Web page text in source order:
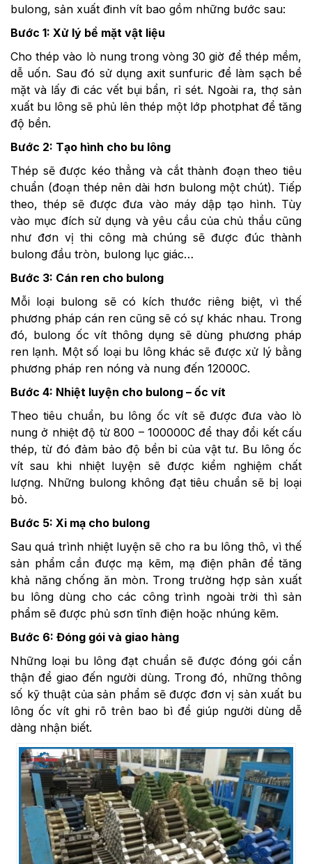
bulong, sản xuất đinh vít bao gồm những bước sau:
Bước 1: Xử lý bề mặt vật liệu
Cho thép vào lò nung trong vòng 30 giờ để thép mềm,
dễ uốn. Sau đó sử dụng axit sunfuric để làm sạch bề
mặt và lấy đi các vết bụi bẩn, rỉ sét. Ngoài ra, thợ sản
xuất bu lông sẽ phủ lên thép một lớp photphat để tăng
độ bền.
Bước 2: Tạo hình cho bu lông
Thép sẽ được kéo thẳng và cắt thành đoạn theo tiêu
chuẩn (đoạn thép nên dài hơn bulong một chút). Tiếp
theo, thép sẽ được đưa vào máy dập tạo hình. Tùy
vào mục đích sử dụng và yêu cầu của chủ thầu cũng
như đơn vị thi công mà chúng sẽ được đúc thành
bulong đầu tròn, bulong lục giác…
Bước 3: Cán ren cho bulong
Mỗi loại bulong sẽ có kích thước riêng biệt, vì thế
phương pháp cán ren cũng sẽ có sự khác nhau. Trong
đó, bulong ốc vít thông dụng sẽ dùng phương pháp
ren lạnh. Một số loại bu lông khác sẽ được xử lý bằng
phương pháp ren nóng và nung đến 12000C.
Bước 4: Nhiệt luyện cho bulong – ốc vít
Theo tiêu chuẩn, bu lông ốc vít sẽ được đưa vào lò
nung ở nhiệt độ từ 800 – 100000C để thay đổi kết cấu
thép, từ đó đảm bảo độ bền bỉ của vật tư. Bu lông ốc
vít sau khi nhiệt luyện sẽ được kiểm nghiệm chất
lượng. Những bulong không đạt tiêu chuẩn sẽ bị loại
bỏ.
Bước 5: Xi mạ cho bulong
Sau quá trình nhiệt luyện sẽ cho ra bu lông thô, vì thế
sản phẩm cần được mạ kẽm, mạ điện phân để tăng
khả năng chống ăn mòn. Trong trường hợp sản xuất
bu lông dùng cho các công trình ngoài trời thì sản
phẩm sẽ được phủ sơn tĩnh điện hoặc nhúng kẽm.
Bước 6: Đóng gói và giao hàng
Những loại bu lông đạt chuẩn sẽ được đóng gói cẩn
thận để giao đến người dùng. Trong đó, những thông
số kỹ thuật của sản phẩm sẽ được đơn vị sản xuất bu
lông ốc vít ghi rõ trên bao bì để giúp người dùng dễ
dàng nhận biết.